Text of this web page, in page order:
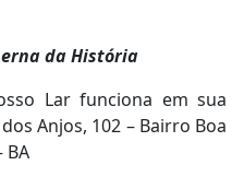
da História
Lar funciona em sua
Anjos, 102 – Bairro Boa
BA